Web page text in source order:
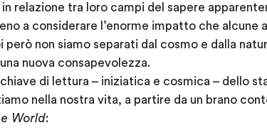
relazione tra loro campi del sapere
a considerare l’enorme impatto che alcune
però non siamo separati dal cosmo e dalla
nuova consapevolezza.
di lettura – iniziatica e cosmica – dello
nella nostra vita, a partire da un brano
World: